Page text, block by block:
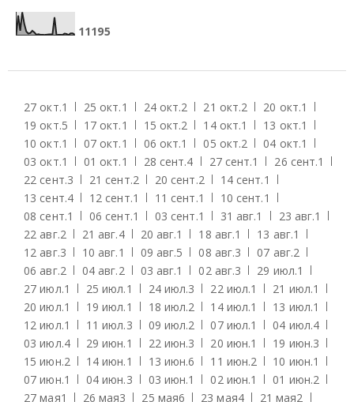
11195
27 окт.1 25 окт.1 24 окт.2 21 окт.2 20 окт.1
19 окт.5 17 окт.1 15 окт.2 14 окт.1 13 окт.1
10 окт.1 07 окт.1 06 окт.1 05 окт.2 04 окт.1
03 окт.1 01 окт.1 28 сент.4 27 сент.1 26 сент.1
22 сент.3 21 сент.2 20 сент.2 14 сент.1
13 сент.4 12 сент.1 11 сент.1 10 сент.1
08 сент.1 06 сент.1 03 сент.1 31 авг.1 23 авг.1
22 авг.2 21 авг.4 20 авг.1 18 авг.1 13 авг.1
12 авг.3 10 авг.1 09 авг.5 08 авг.3 07 авг.2
06 авг.2 04 авг.2 03 авг.1 02 авг.3 29 июл.1
27 июл.1 25 июл.1 24 июл.3 22 июл.1 21 июл.1
20 июл.1 19 июл.1 18 июл.2 14 июл.1 13 июл.1
12 июл.1 11 июл.3 09 июл.2 07 июл.1 04 июл.4
03 июл.4 29 июн.1 22 июн.3 20 июн.1 19 июн.3
15 июн.2 14 июн.1 13 июн.6 11 июн.2 10 июн.1
07 июн.1 04 июн.3 03 июн.1 02 июн.1 01 июн.2
27 мая1 26 мая3 25 мая6 23 мая4 21 мая2